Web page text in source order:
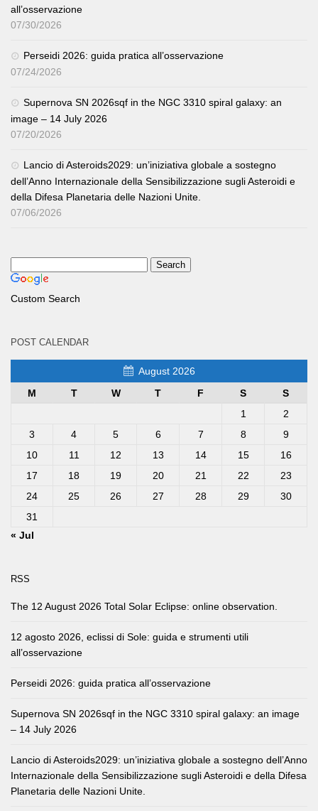
all’osservazione
07/30/2026
Perseidi 2026: guida pratica all’osservazione
07/24/2026
Supernova SN 2026sqf in the NGC 3310 spiral galaxy: an
image – 14 July 2026
07/20/2026
Lancio di Asteroids2029: un’iniziativa globale a sostegno
dell’Anno Internazionale della Sensibilizzazione sugli Asteroidi e
della Difesa Planetaria delle Nazioni Unite.
07/06/2026
Custom Search
POST CALENDAR
August 2026
M
T W T F S
S
1
2
3
4 5 6 7 8
9
10
11 12 13 14 15
16
17
18 19 20 21 22
23
24
25 26 27 28 29
30
31
« Jul
RSS
The 12 August 2026 Total Solar Eclipse: online observation.
12 agosto 2026, eclissi di Sole: guida e strumenti utili
all’osservazione
Perseidi 2026: guida pratica all’osservazione
Supernova SN 2026sqf in the NGC 3310 spiral galaxy: an image
– 14 July 2026
Lancio di Asteroids2029: un’iniziativa globale a sostegno dell’Anno
Internazionale della Sensibilizzazione sugli Asteroidi e della Difesa
Planetaria delle Nazioni Unite.